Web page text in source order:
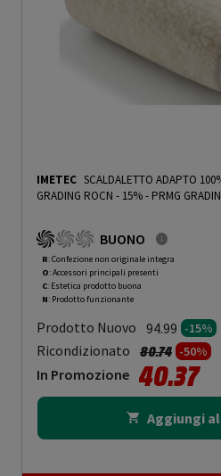
IMETEC SCALDALETTO ADAPTO
GRADING ROCN - 15%- PRMG
BUONO
R: Confezione non originale integra
O: Accessori principali presenti
C: Estetica prodotto buona
N: Prodotto funzionante
Prodotto Nuovo 94.99 -15%
Ricondizionato Prezzo ridotto
80.74a-50%
In Promozione 40.37
Aggiungi